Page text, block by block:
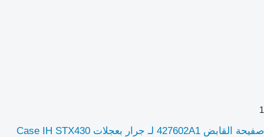
1
صفيحة القابض 427602A1 لـ جرار بعجلات Case IH STX430